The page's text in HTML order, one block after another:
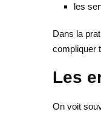
les
Dans la
compliquer
Les
On voit